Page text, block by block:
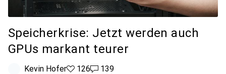
Speicherkrise: Jetzt werden auch
GPUs markant teurer
Kevin Hofer126 Likes
126139 Kommentare
139